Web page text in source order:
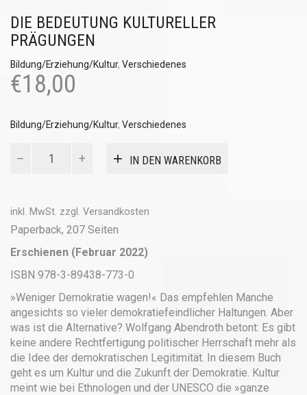
DIE BEDEUTUNG KULTURELLER
PRÄGUNGEN
Bildung/Erziehung/Kultur, Verschiedenes
€18,00
Bildung/Erziehung/Kultur, Verschiedenes
IN DEN WARENKORB
inkl. MwSt. zzgl. Versandkosten
Paperback, 207 Seiten
Erschienen (Februar 2022)
ISBN 978-3-89438-773-0
»Weniger Demokratie wagen!« Das empfehlen Manche
angesichts so vieler demokratiefeindlicher Haltungen. Aber
was ist die Alternative? Wolfgang Abendroth betont: Es gibt
keine andere Rechtfertigung politischer Herrschaft mehr als
die Idee der demokratischen Legitimität. In diesem Buch
geht es um Kultur und die Zukunft der Demokratie. Kultur
meint wie bei Ethnologen und der UNESCO die »ganze